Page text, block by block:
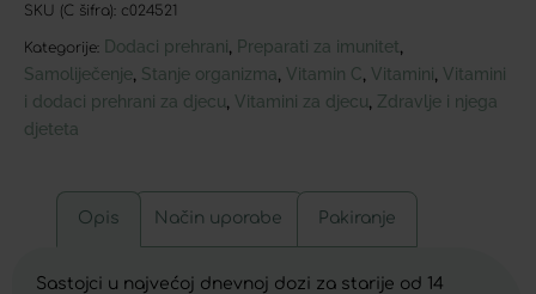
SKU (C šifra): c024521
Kategorije: Dodaci prehrani, Preparati za imunitet,
Samoliječenje, Stanje organizma, Vitamin C , Vitamini, Vitamini
i dodaci prehrani za djecu, Vitamini za djecu, Zdravlje i njega
djeteta
Opis Način uporabe Pakiranje
Sastojci u najvećoj dnevnoj dozi za starije od 14